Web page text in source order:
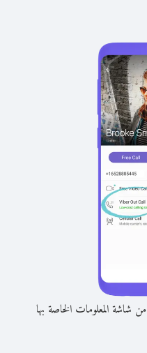
شاشة المعلومات الخاصة بها